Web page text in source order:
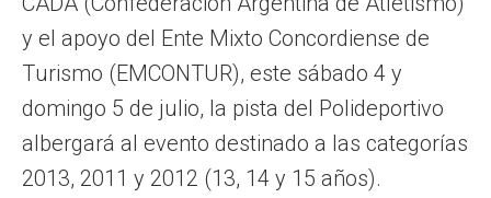
y el apoyo del Ente Mixto Concordiense de
Turismo (EMCONTUR), este sábado 4 y
domingo 5 de julio, la pista del Polideportivo
albergará al evento destinado a las categorías
2013, 2011 y 2012 (13, 14 y 15 años).